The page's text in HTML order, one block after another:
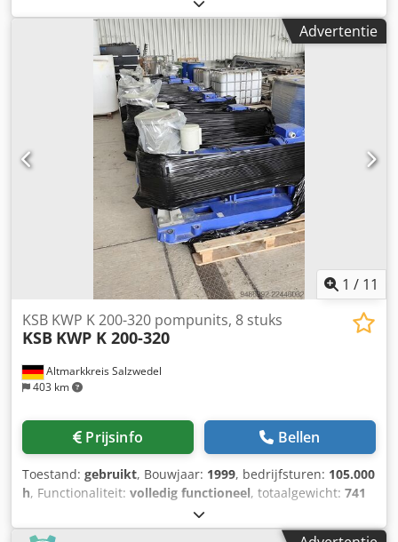
Centrifugal Pump Csdszlq Uyspfx Am Aerf High-quality KSB
Etanorm centrifugal process pump in excellent mechanical
condition. The pump has been professionally dismantled
from an industrial production facility and is available
immediately from our warehouse in Rotterdam, The
Netherlands. - Complete pump set on steel base frame -
Heavy-duty industrial execution - Suitable for water,
cooling water and various industrial process applications -
Immediately available - Inspection welcome - Loading
assistance available We have a large stock of industrial
pumps, valves, electric motors, heat exchangers and
process equipment available. Please contact us for pricing,
additional pictures or transport options. SURPLUS –
Industrial Solutions From Surplus to 2nd Life
Advertentie
1 / 11
Altmarkkreis Salzwedel
403 km
KSB KWP K 200-320 pompunits, 8 stuks
KSB KWP K 200-320
Prijsinfo Bellen
Toestand: gebruikt, Bouwjaar: 1999, bedrijfsturen: 105.000
h, Functionaliteit: volledig functioneel, totaalgewicht: 741
, totale breedte:
hoogte:1.300 mm, volumestroom:425 m³/u, bedrijfsdruk: